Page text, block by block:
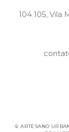
104 105, Vila
₢ ARTESANO